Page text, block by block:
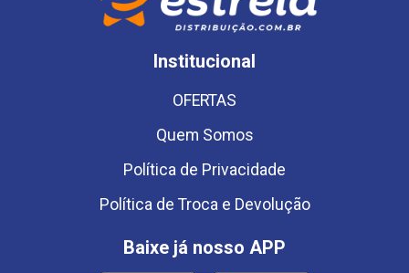
Institucional
OFERTAS
Quem Somos
Política de Privacidade
Política de Troca e Devolução
Baixe já nosso APP